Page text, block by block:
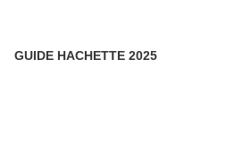
GUIDE HACHETTE 2025